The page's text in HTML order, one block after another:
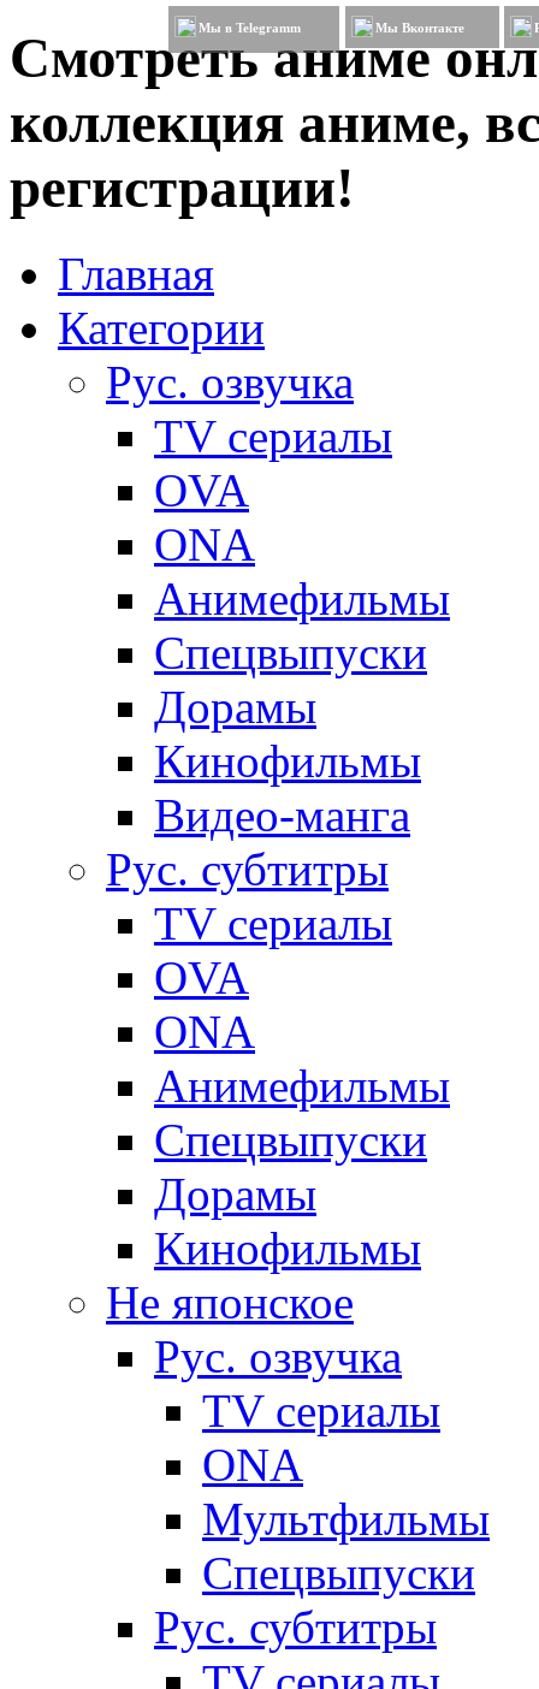
Смотреть аниме
коллекция аниме,
регистрации!
Мы в Telegramm Мы Вконтакте
Главная
Категории
Рус. озвучка
TV сериалы
OVA
ONA
Анимефильмы
Спецвыпуски
Дорамы
Кинофильмы
Видео-манга
Рус. субтитры
TV сериалы
OVA
ONA
Анимефильмы
Спецвыпуски
Дорамы
Кинофильмы
Не японское
Рус. озвучка
TV сериалы
ONA
Мультфильмы
Спецвыпуски
Рус. субтитры